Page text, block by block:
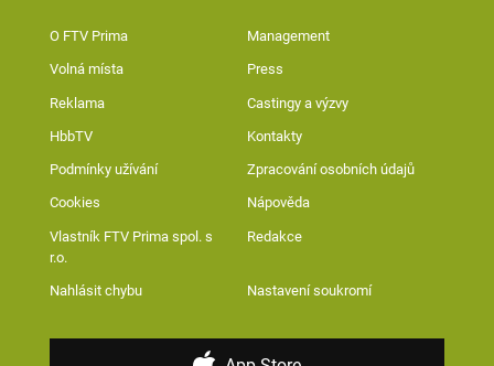
O FTV Prima Management
Volná místa Press
Reklama Castingy a výzvy
HbbTV Kontakty
Podmínky užívání Zpracování osobních údajů
Cookies Nápověda
Vlastník FTV Prima spol. s
r.o.
Redakce
Nahlásit chybu Nastavení soukromí